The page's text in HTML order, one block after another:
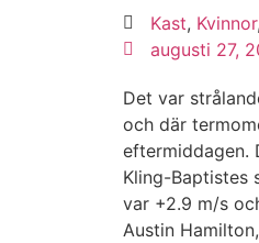
Kast, Kvinnor,
augusti 27,
Det var
och där
eftermiddagen.
Kling-Baptistes
var +2.9 m/s
Austin